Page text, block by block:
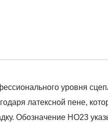
уровня
латексной пене,
Обозначение HO23